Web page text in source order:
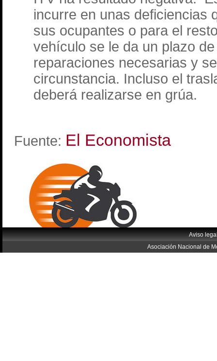
incurre en unas deficiencias
sus ocupantes o para el
vehículo se le da un plazo
reparaciones necesarias y
circunstancia. Incluso el
deberá realizarse en grúa.
Fuente: El Economista
Aviso
Asociación Nacional de